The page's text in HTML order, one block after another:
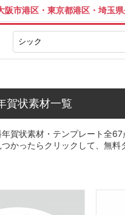
阪市港区・東京都港区・埼玉
賀状素材一覧
賀状素材・テンプレート全
かったらクリックして、無料